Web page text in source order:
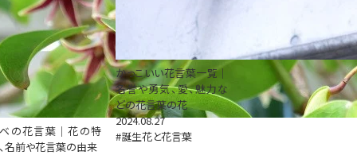
の花言葉｜花の特
名前や花言葉の由来
かっこいい花言葉一覧｜
名誉や勇気、愛、魅力な
どの花言葉の花
2024.08.27
#誕生花と花言葉